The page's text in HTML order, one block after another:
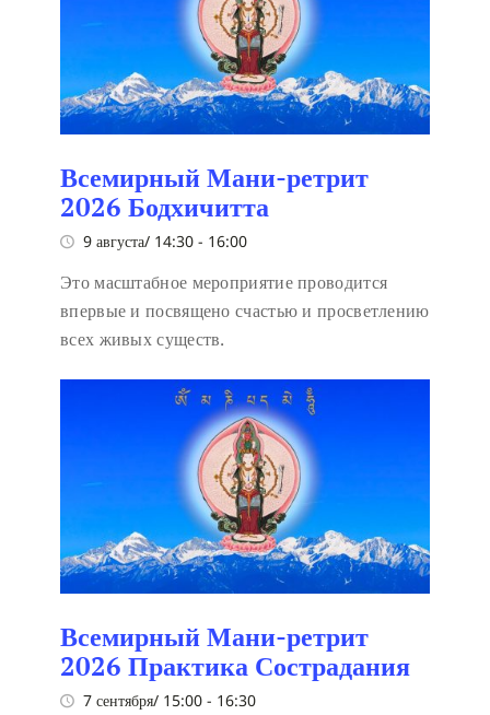
Всемирный Мани-ретрит
2026 Бодхичитта
9 августа/ 14:30 - 16:00
Это масштабное мероприятие проводится
впервые и посвящено счастью и просветлению
всех живых существ.
Всемирный Мани-ретрит
2026 Практика Сострадания
7 сентября/ 15:00 - 16:30